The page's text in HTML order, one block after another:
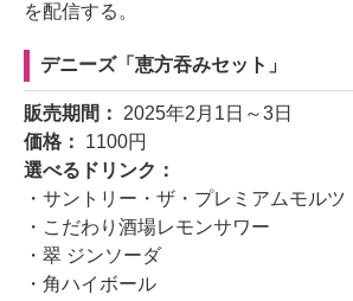
を配信する。
デニーズ「恵方吞みセット」
販売期間： 2025年2月1日～3日
価格： 1100円
選べるドリンク：
・サントリー・ザ・プレミアムモルツ
・こだわり酒場レモンサワー
・翠 ジンソーダ
・角ハイボール